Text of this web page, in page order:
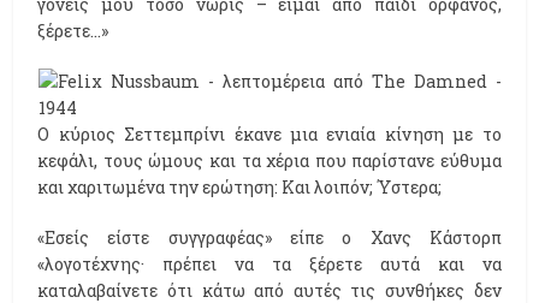
ξέρετε…»
Ο κύριος Σεττεμπρίνι έκανε μια ενιαία κίνηση με το
κεφάλι, τους ώμους και τα χέρια που παρίστανε εύθυμα
και χαριτωμένα την ερώτηση: Και λοιπόν; Ύστερα;
«Εσείς είστε συγγραφέας» είπε ο Χανς Κάστορπ
«λογοτέχνης· πρέπει να τα ξέρετε αυτά και να
καταλαβαίνετε ότι κάτω από αυτές τις συνθήκες δεν